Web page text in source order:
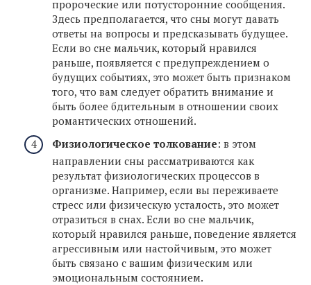
пророческие или потусторонние сообщения.
Здесь предполагается, что сны могут давать
ответы на вопросы и предсказывать будущее.
Если во сне мальчик, который нравился
раньше, появляется с предупреждением о
будущих событиях, это может быть признаком
того, что вам следует обратить внимание и
быть более бдительным в отношении своих
романтических отношений.
Физиологическое толкование: в этом
направлении сны рассматриваются как
результат физиологических процессов в
организме. Например, если вы переживаете
стресс или физическую усталость, это может
отразиться в снах. Если во сне мальчик,
который нравился раньше, поведение является
агрессивным или настойчивым, это может
быть связано с вашим физическим или
эмоциональным состоянием.